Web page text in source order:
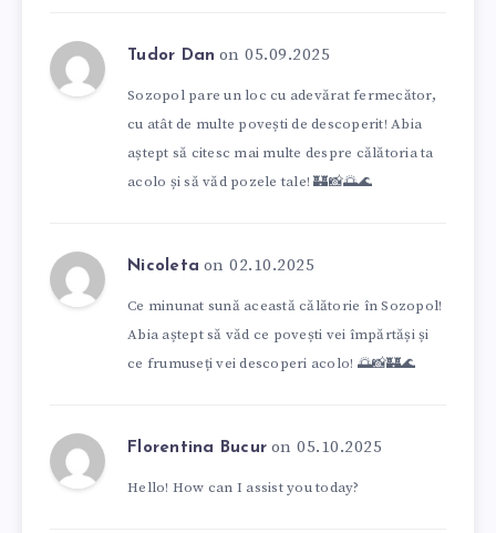
Tudor Dan on 05.09.2025
Sozopol pare un loc cu adevărat fermecător,
cu atât de multe povești de descoperit! Abia
aștept să citesc mai multe despre călătoria ta
acolo și să văd pozele tale! 🏰📸🌅🌊
Nicoleta on 02.10.2025
Ce minunat sună această călătorie în Sozopol!
Abia aștept să văd ce povești vei împărtăși și
ce frumuseți vei descoperi acolo! 🌅📸🏰🌊
Florentina Bucur on 05.10.2025
Hello! How can I assist you today?